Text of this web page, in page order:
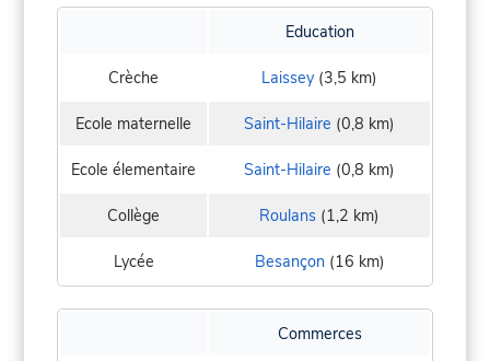
Education
Crèche Laissey (3,5 km)
Ecole maternelle Saint-Hilaire (0,8 km)
Ecole élementaire Saint-Hilaire (0,8 km)
Collège Roulans (1,2 km)
Lycée Besançon(16 km)
Commerces